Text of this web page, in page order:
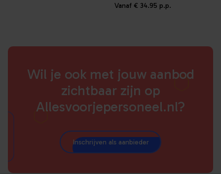
Vanaf € 34.95 p.p.
Wil je ook met jouw aanbod
zichtbaar zijn op
Allesvoorjepersoneel.nl?
Inschrijven als aanbieder